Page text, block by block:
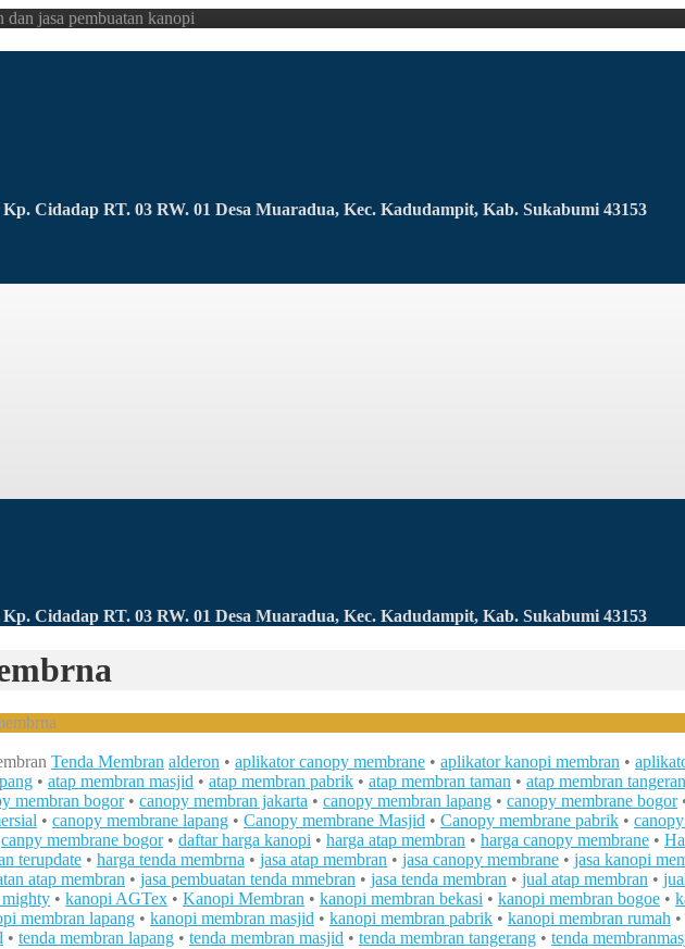
jasa pembuatan kanopi
Cidadap RT. 03 RW. 01 Desa Muaradua, Kec. Kadudampit, Kab. Sukabumi 43153
Cidadap RT. 03 RW. 01 Desa Muaradua, Kec. Kadudampit, Kab. Sukabumi 43153
Tenda Membran alderon • aplikator canopy membrane • aplikator kanopi membran •
• atap membran masjid • atap membran pabrik • atap membran taman • atap membran
membran bogor• canopy membran jakarta • canopy membran lapang • canopy membrane bogor
• canopy membrane lapang • Canopy membrane Masjid • Canopy membrane pabrik •
canpy membrane bogor• daftar harga kanopi • harga atap membran • harga canopy membrane •
terupdate • harga tenda membrna • jasa atap membran • jasa canopy membrane • jasa kanopi
atap membran • jasa pembuatan tenda mmebran • jasa tenda membran • jual atap membran •
• kanopi AGTex • Kanopi Membran • kanopi membran bekasi • kanopi membran bogoe •
membran lapang • kanopi membran masjid • kanopi membran pabrik • kanopi membran rumah •
• tenda membran lapang • tenda membran masjid • tenda membran tangerang • tenda